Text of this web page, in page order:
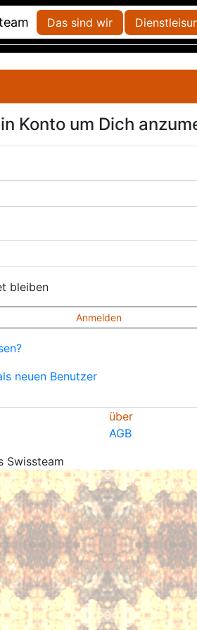
Das sind wir
Konto um Dich
bleiben
Anmelden
neuen Benutzer
über
AGB
Swissteam